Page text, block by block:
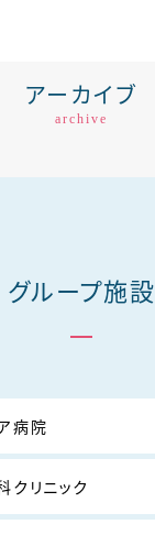
アーカイブ
archive
グループ施設
病院
クリニック